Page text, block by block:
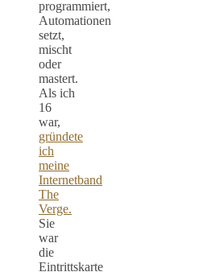
programmiert,
Automationen
setzt,
mischt
oder
mastert.
Als ich
16
war,
gründete
ich
meine
Internetband
The
Verge.
Sie
war
die
Eintrittskarte